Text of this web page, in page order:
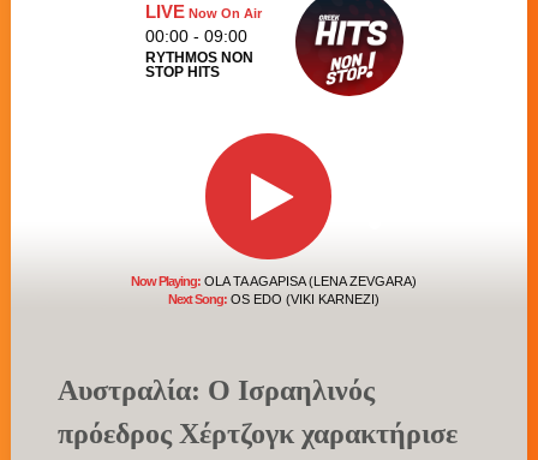
LIVENow On Air
00:00 - 09:00
RYTHMOS NON
STOP HITS
Now Playing: OLA TA AGAPISA (LENA ZEVGARA)
Next Song: OS EDO (VIKI KARNEZI)
Αυστραλία: Ο Ισραηλινός
πρόεδρος Χέρτζογκ χαρακτήρισε